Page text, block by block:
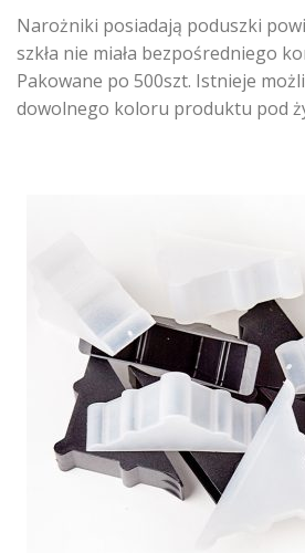
Narożniki posiadają poduszki
szkła nie miała bezpośredniego
Pakowane po 500szt. Istnieje
dowolnego koloru produktu pod